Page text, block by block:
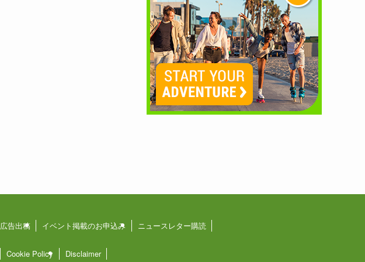
広告出稿 イベント掲載のお申込み ニュースレター購読
Cookie Policy Disclaimer